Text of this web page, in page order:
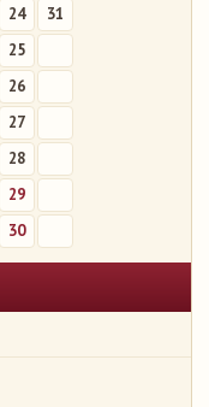
24
31
25
26
27
28
29
30